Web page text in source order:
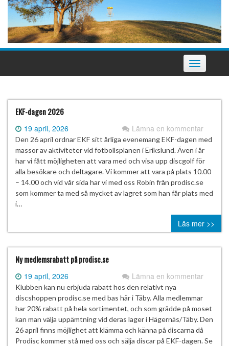
Slå
på/av
navigering
EKF-dagen 2026
19 april, 2026 Lämna en kommentar
Den 26 april ordnar EKF sitt årliga evenemang EKF-dagen med
massor av aktiviteter vid fotbollsplanen i Erikslund. Även i år
har vi fått möjligheten att vara med och visa upp discgolf för
alla besökare och deltagare. Vi kommer att vara på plats 10.00
– 14.00 och vid vår sida har vi med oss Robin från prodisc.se
som kommer ta med så mycket av lagret som han får plats med
i…
Läs mer >>
Ny medlemsrabatt på prodisc.se
19 april, 2026 Lämna en kommentar
Klubben kan nu erbjuda rabatt hos den relativt nya
discshoppen prodisc.se med bas här i Täby. Alla medlemmar
har 20% rabatt på hela sortimentet, och som grädde på moset
kan man välja uppämtning vid deras lager i Hägernäs/Täby. Den
26 april finns möjlighet att klämma och känna på discarna då
Prodisc kommer stå med oss och sälja discar på EKF-dagen. Se